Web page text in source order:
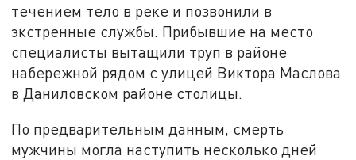
течением тело в реке и позвонили в
экстренные службы. Прибывшие на место
специалисты вытащили труп в районе
набережной рядом с улицей Виктора Маслова
в Даниловском районе столицы.
По предварительным данным, смерть
мужчины могла наступить несколько дней